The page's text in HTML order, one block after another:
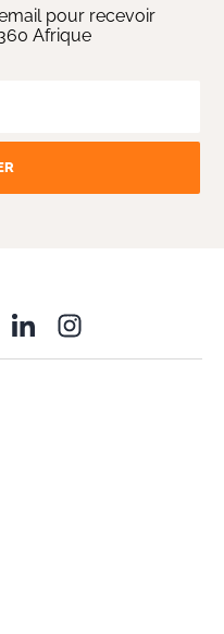
pour recevoir
Afrique